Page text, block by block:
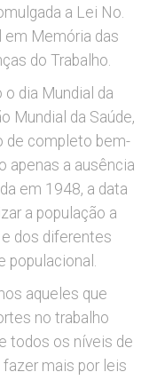
a Lei No.
em Memória das
do Trabalho.
o dia Mundial da
Mundial da Saúde,
de completo bem-
apenas a ausência
em 1948, a data
a população a
dos diferentes
populacional.
aqueles que
no trabalho
todos os níveis de
mais por leis